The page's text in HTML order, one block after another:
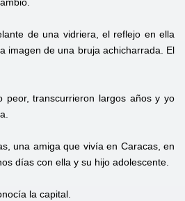
de una vidriera, el reflejo en ella
imagen de una bruja achicharrada. El
peor, transcurrieron largos años y yo
una amiga que vivía en Caracas, en
días con ella y su hijo adolescente.
la capital.